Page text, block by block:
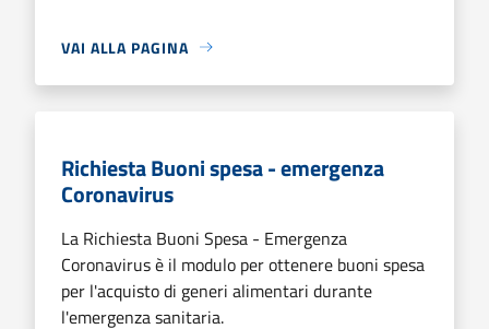
VAI ALLA PAGINA
Richiesta Buoni spesa - emergenza
Coronavirus
La Richiesta Buoni Spesa - Emergenza
Coronavirus è il modulo per ottenere buoni spesa
per l'acquisto di generi alimentari durante
l'emergenza sanitaria.